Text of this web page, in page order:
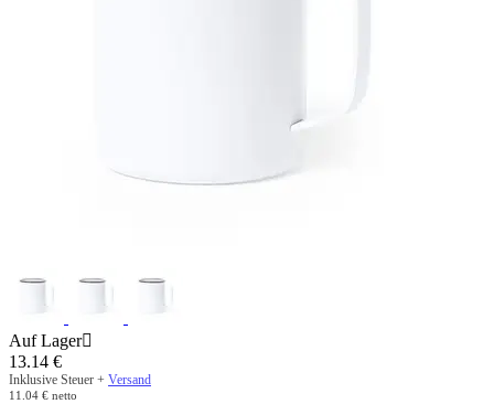
Auf Lager
13.14 €
Inklusive Steuer + Versand
11.04 € netto